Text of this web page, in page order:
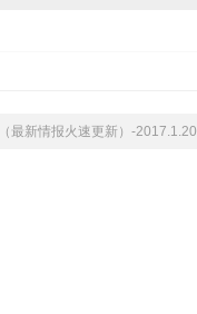
最新情报火速更新）-2017.1.20